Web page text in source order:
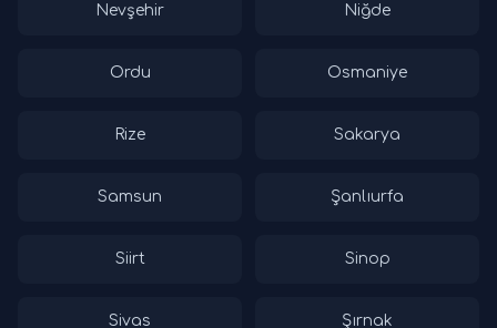
Nevşehir Niğde
Ordu Osmaniye
Rize Sakarya
Samsun Şanlıurfa
Siirt Sinop
Sivas Şırnak